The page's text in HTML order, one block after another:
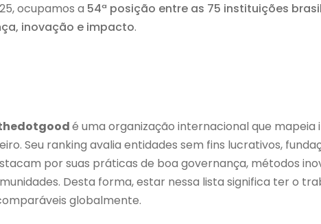
ocupamos a 54ª posição entre as 75 instituições
inovação e impacto.
é uma organização internacional que
Seu ranking avalia entidades sem fins lucrativos,
por suas práticas de boa governança, métodos
Desta forma, estar nessa lista significa ter o
globalmente.